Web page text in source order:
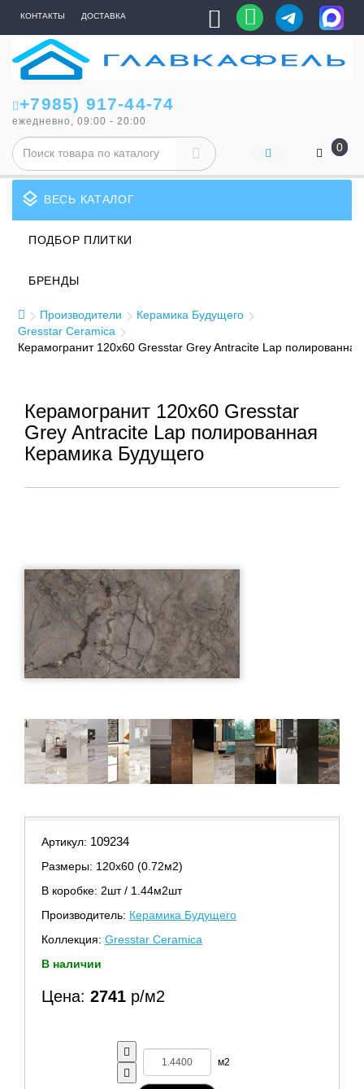
КОНТАКТЫ ДОСТАВКА
+7985) 917-44-74
ежедневно, 09:00 - 20:00
0
layers ВЕСЬ КАТАЛОГ
ПОДБОР ПЛИТКИ
БРЕНДЫ
Производители
Керамика Будущего
Gresstar Ceramica
Керамогранит 120x60 Gresstar Grey Antracite Lap
Керамогранит 120x60 Gresstar
Grey Antracite Lap полированная
Керамика Будущего
Артикул: 109234
Размеры: 120х60 (0.72м2)
В коробке: 2шт / 1.44м2шт
Производитель: Керамика Будущего
Коллекция: Gresstar Ceramica
В наличии
Цена: 2741 р/м2
м2